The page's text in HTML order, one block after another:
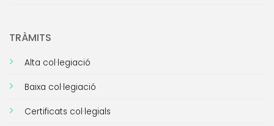
TRÀMITS
Alta col·legiació
Baixa col·legiació
Certificats col·legials